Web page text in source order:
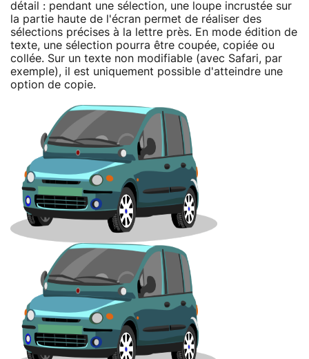
détail : pendant une sélection, une loupe incrustée sur
la partie haute de l'écran permet de réaliser des
sélections précises à la lettre près. En mode édition de
texte, une sélection pourra être coupée, copiée ou
collée. Sur un texte non modifiable (avec Safari, par
exemple), il est uniquement possible d'atteindre une
option de copie.